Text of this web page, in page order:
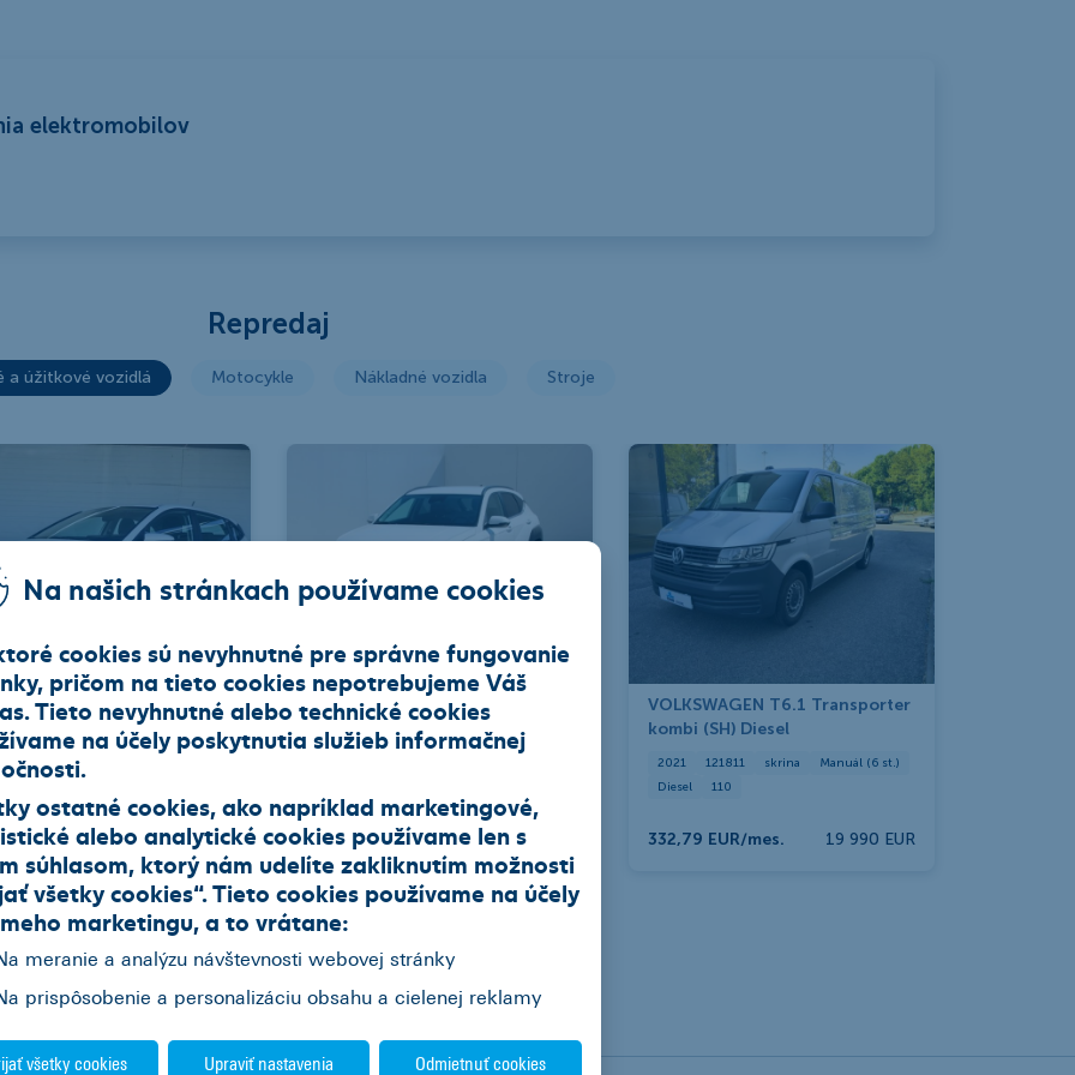
elektromobilov
Repredaj
a úžitkové vozidlá Motocykle Nákladné vozidla Stroje
i20
171985
Hatchback
(6 st.)
Benzín
7 790 EUR
HYUNDAI Kona
2024 17156
Hatchback
351,90 EUR/mes.
VOLKSWAGEN T6.1 Transporter
kombi (SH) Diesel
2021 121811 skrina
Manuál (6 st.)
Diesel
110
332,79 EUR/mes. 19 990 EUR
Na našich stránkach používame cookies
cookies sú nevyhnutné pre správne fungovanie
pričom na tieto cookies nepotrebujeme Váš
Tieto nevyhnutné alebo technické cookies
na účely poskytnutia služieb informačnej
ostatné cookies, ako napríklad marketingové,
alebo analytické cookies používame len s
súhlasom, ktorý nám udelíte zakliknutím možnosti
všetky cookies“. Tieto cookies používame na účely
marketingu, a to vrátane:
meranie a analýzu návštevnosti webovej stránky
prispôsobenie a personalizáciu obsahu a cielenej reklamy
všetky cookies Upraviť nastavenia Odmietnuť cookies